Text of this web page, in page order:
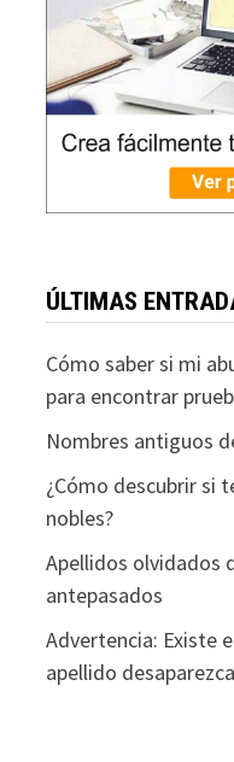
ÚLTIMAS
Cómo saber si mi
para encontrar
Nombres antiguos
¿Cómo descubrir si
nobles?
Apellidos olvidados
antepasados
Advertencia: Existe
apellido desaparezca